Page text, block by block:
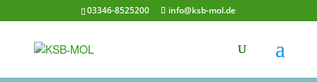
03346-8525200 info@ksb-mol.de